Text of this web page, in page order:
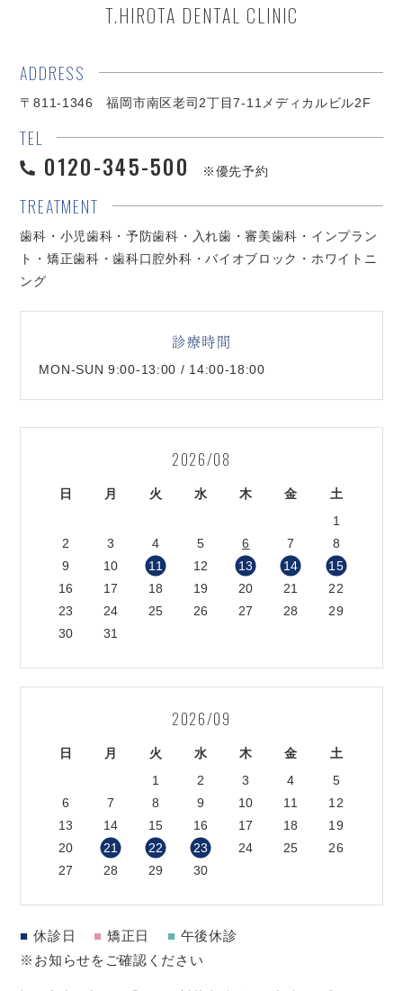
T.HIROTA DENTAL CLINIC
ADDRESS
〒811-1346 福岡市南区老司2丁目7-11メディカルビル2F
TEL
0120-345-500 ※優先予約
TREATMENT
歯科・小児歯科・予防歯科・入れ歯・審美歯科・インプラン
ト・矯正歯科・歯科口腔外科・バイオブロック・ホワイトニ
ング
診療時間
MON-SUN 9:00-13:00 / 14:00-18:00
2026/08
日 月 火 水 木 金
土
1
2
3 4 5 6 7
8
9
10 11 12 13 14
15
16
17 18 19 20 21
22
23
24 25 26 27 28
29
30
31
2026/09
日 月 火 水 木 金
土
1
2 3 4
5
6
7 8 9 10 11
12
13
14 15 16 17 18
19
20
21 22 23 24 25
26
27
28 29 30
■ 休診日 ■ 矯正日 ■ 午後休診
※お知らせをご確認ください